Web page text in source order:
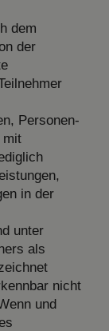
dem
der
Personen-
mit
in der
unter
als
nicht
und